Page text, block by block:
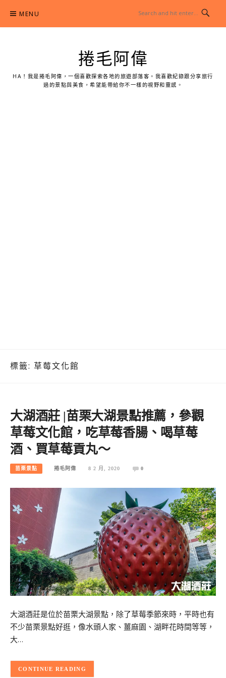
content
MENU
捲毛阿偉
HA！我是捲毛阿偉，一個喜歡探索各地的旅遊部落客。我喜歡紀錄跟分享旅行
過的景點與美食，希望能帶給你不一樣的視野和靈感。
標籤: 草莓文化館
大湖酒莊 |苗栗大湖景點推薦，參觀
草莓文化館，吃草莓香腸、喝草莓
酒、買草莓貢丸～
苗栗景點 捲毛阿偉 8 2 月, 2020 0
大湖酒莊是位於苗栗大湖景點，除了草莓季節來時，平時也有
不少苗栗景點好逛，像水頭人家、薑麻園、湖畔花時間等等，
大…
CONTINUE READING